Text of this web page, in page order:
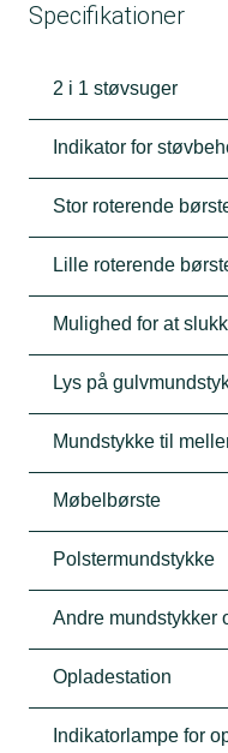
Specifikationer
2 i 1 støvsuger
Indikator for
Stor roterende
Lille roterende
Mulighed for at
Lys på
Mundstykke til
Møbelbørste
Polstermundstykke
Andre mundstykker
Opladestation
Indikatorlampe for